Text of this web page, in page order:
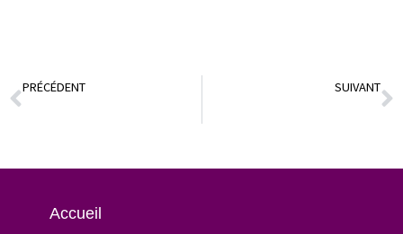
PRÉCÉDENT SUIVANT
Accueil